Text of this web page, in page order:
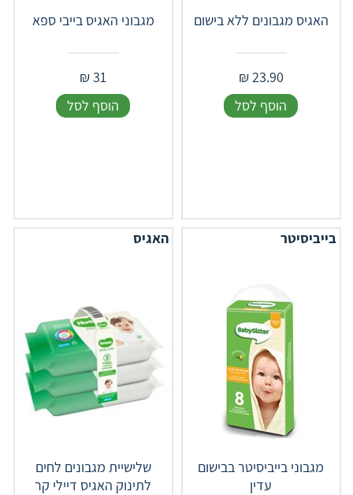
האגיס מגבונים ללא בישום
23.90
₪
הוסף לסל
מגבוני האגיס בייבי ספא
31
₪
הוסף לסל
בייביסיטר
מגבוני בייביסיטר בבישום
עדין
האגיס
שלישיית מגבונים לחים
לתינוק האגיס דיילי קר